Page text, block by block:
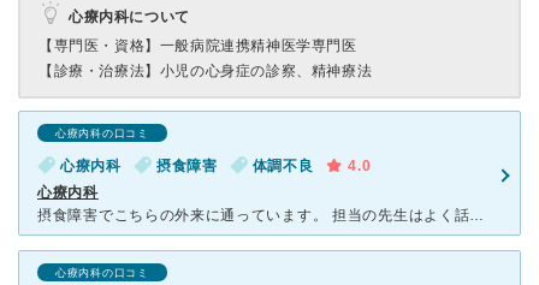
心療内科について
【専門医・資格】 一般病院連携精神医学専門医
【診療・治療法】 小児の心身症の診察、精神療法
心療内科の口コミ
心療内科 摂食障害 体調不良
4.0
心療内科
摂食障害でこちらの外来に通っています。 担当の先生はよく話を聞いてくれでとても感じが良いです。 (ただ、次回から担当が替わるらしくちょっと不安ですが…) 毎回毎回患者で溢れかえっていますが、呼び
心療内科の口コミ